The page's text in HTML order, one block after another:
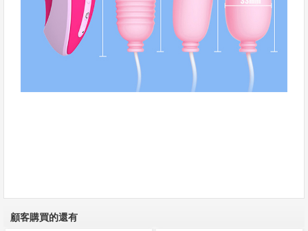
顧客購買的還有